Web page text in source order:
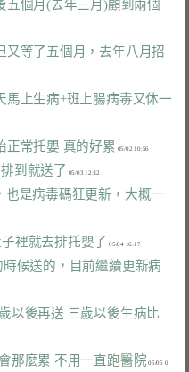
五個月(去年三月)顧到兩個
又等了五個月，去年八月招
馬上生病+班上腸病毒又休一
正常托嬰 真的好累
到就送了
也是病毒碼狂更新，大概一
裡就去排托嬰了 05/04 16:17
時候送的，目前繼續更新病
以後再送 三歲以後生病比
那麼累 不用一直跑醫院 05/05 0